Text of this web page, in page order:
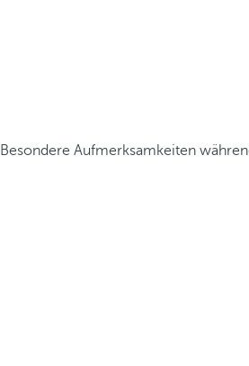
Besondere Aufmerksamkeiten